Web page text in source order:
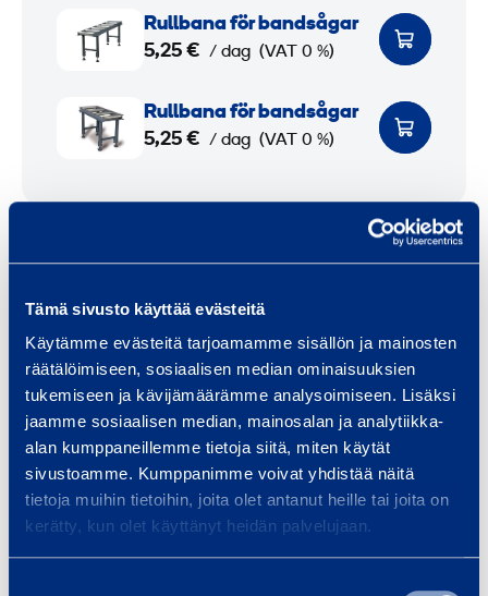
Tämä sivusto käyttää evästeitä
Käytämme evästeitä tarjoamamme sisällön ja mainosten
räätälöimiseen, sosiaalisen median ominaisuuksien
tukemiseen ja kävijämäärämme analysoimiseen. Lisäksi
jaamme sosiaalisen median, mainosalan ja analytiikka-
alan kumppaneillemme tietoja siitä, miten käytät
sivustoamme. Kumppanimme voivat yhdistää näitä
tietoja muihin tietoihin, joita olet antanut heille tai joita on
kerätty, kun olet käyttänyt heidän palvelujaan.
r
b
a
n
d
s
å
g
a
Rullbana för bandsågar
5,25 € / dag (VAT 0 %)
a
ö
r
b
a
n
d
s
Rullbana för bandsågar
5,25 € / dag (VAT 0 %)
Effekt
Vikt
Längd 1380 mm